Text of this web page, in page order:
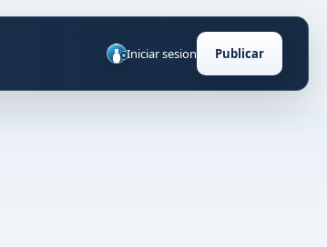
Iniciar sesion Publicar